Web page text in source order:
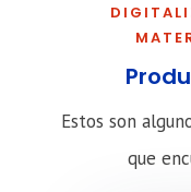
Estos son
que